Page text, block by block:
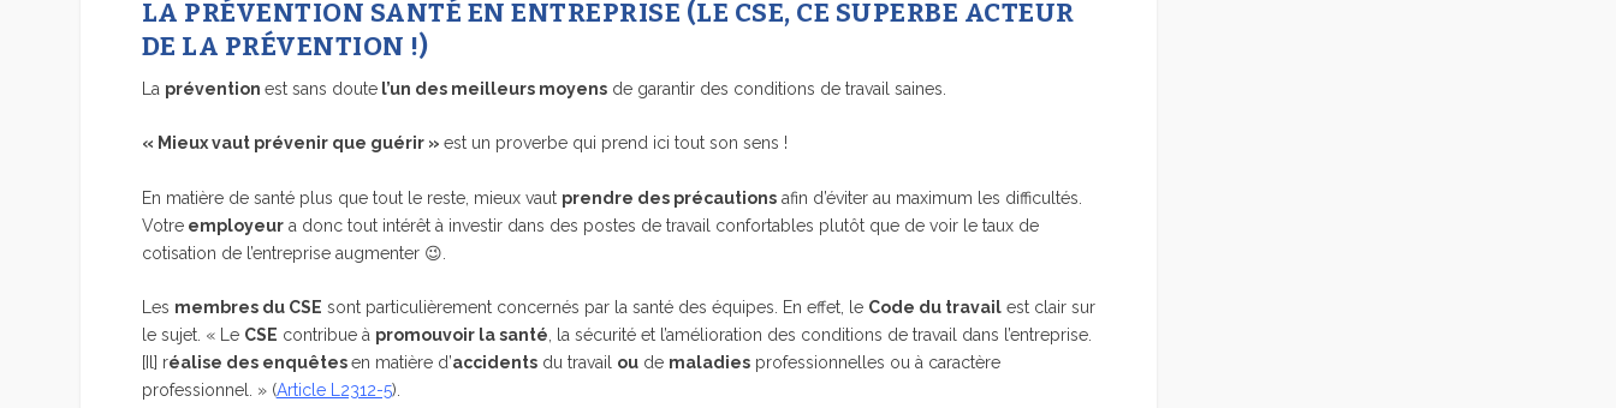
LA PRÉVENTION SANTÉ EN ENTREPRISE (LE CSE, CE SUPERBE ACTEUR
DE LA PRÉVENTION !)
La prévention est sans doutel’un des meilleurs moyensde garantir des conditions de travail saines.
« Mieux vaut prévenir que guérir » est un proverbe qui prend ici tout son sens !
En matière de santé plus que tout le reste, mieux vaut prendre des précautionsafin d’éviter au maximum les difficultés.
Votreemployeura donc tout intérêt à investir dans des postes de travail confortables plutôt que de voir le taux de
cotisation de l’entreprise augmenter 😉.
Les membres du CSE sont particulièrement concernés par la santé des équipes. En effet, le Code du travailest clair sur
le sujet. « Le CSE contribue à promouvoir la santé , la sécurité et l’amélioration des conditions de travail dans l’entreprise.
[Il] réalise des enquêtesen matière d’accidentsdu travail oude maladiesprofessionnelles ou à caractère
professionnel. » (Article L2312-5).